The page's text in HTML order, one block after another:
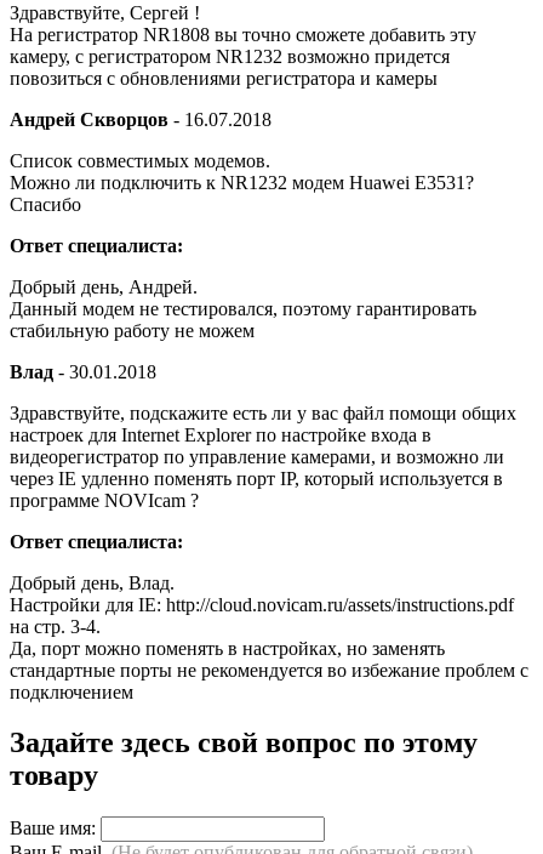
Здравствуйте, Сергей !
На регистратор NR1808 вы точно сможете добавить эту
камеру, с регистратором NR1232 возможно придется
повозиться с обновлениями регистратора и камеры
Андрей Скворцов - 16.07.2018
Список совместимых модемов.
Можно ли подключить к NR1232 модем Huawei E3531?
Спасибо
Ответ специалиста:
Добрый день, Андрей.
Данный модем не тестировался, поэтому гарантировать
стабильную работу не можем
Влад - 30.01.2018
Здравствуйте, подскажите есть ли у вас файл помощи общих
настроек для Internet Explorer по настройке входа в
видеорегистратор по управление камерами, и возможно ли
через IE удленно поменять порт IP, который используется в
программе NOVIcam ?
Ответ специалиста:
Добрый день, Влад.
Настройки для IE: http://cloud.novicam.ru/assets/instructions.pdf
на стр. 3-4.
Да, порт можно поменять в настройках, но заменять
стандартные порты не рекомендуется во избежание проблем с
подключением
Задайте здесь свой вопрос по этому
товару
Ваше имя: